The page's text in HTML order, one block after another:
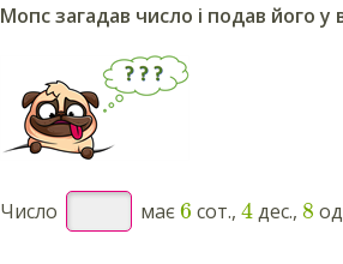
Мопс загадав число і подав його
Число має6 сот., 4дес., 8